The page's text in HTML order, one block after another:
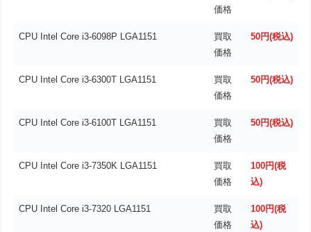
価格
CPU Intel Core i3-6098P LGA1151
買取
価格
50円(税込)
CPU Intel Core i3-6300T LGA1151
買取
価格
50円(税込)
CPU Intel Core i3-6100T LGA1151
買取
価格
50円(税込)
CPU Intel Core i3-7350K LGA1151
買取
価格
100円(税
込)
CPU Intel Core i3-7320 LGA1151
買取
価格
100円(税
込)